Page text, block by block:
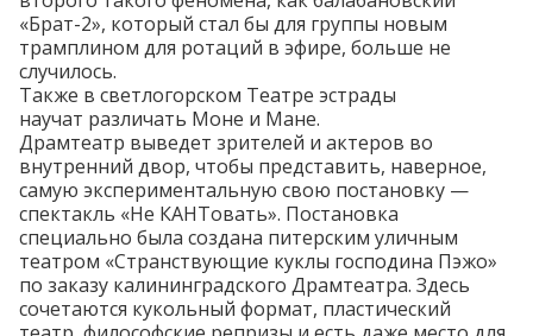
«Брат-2», который стал бы для группы новым
трамплином для ротаций в эфире, больше не
случилось.
Также в светлогорском Театре эстрады
научат различать Моне и Мане.
Драмтеатр выведет зрителей и актеров во
внутренний двор, чтобы представить, наверное,
самую экспериментальную свою постановку —
спектакль «Не КАНТовать». Постановка
специально была создана питерским уличным
театром «Странствующие куклы господина Пэжо»
по заказу калининградского Драмтеатра. Здесь
сочетаются кукольный формат, пластический